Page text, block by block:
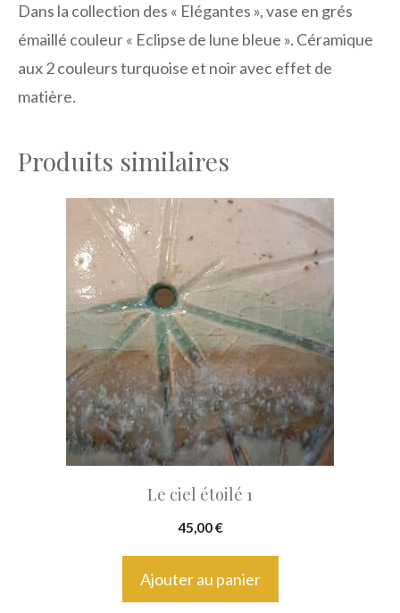
Dans la collection des « Elégantes », vase en grés
émaillé couleur « Eclipse de lune bleue ». Céramique
aux 2 couleurs turquoise et noir avec effet de
matière.
Produits similaires
Le ciel étoilé 1
45,00€
Ajouter au panier